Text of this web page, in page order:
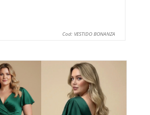
Cod: VESTIDO BONANZA